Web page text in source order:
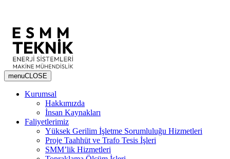
menuCLOSE
Kurumsal
Hakkımızda
İnsan Kaynakları
Faliyetlerimiz
Yüksek Gerilim İşletme Sorumluluğu Hizmetleri
Proje Taahhüt ve Trafo Tesis İşleri
SMM’lik Hizmetleri